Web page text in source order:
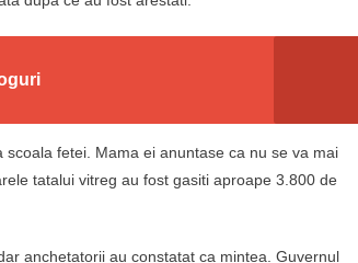
fetei. Mama ei anuntase ca nu se va mai
tatalui vitreg au fost gasiti aproape 3.800 de
anchetatorii au constatat ca mintea. Guvernul